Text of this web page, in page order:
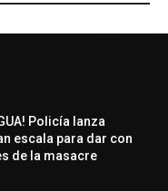
Policía lanza
escala para dar con
de la masacre